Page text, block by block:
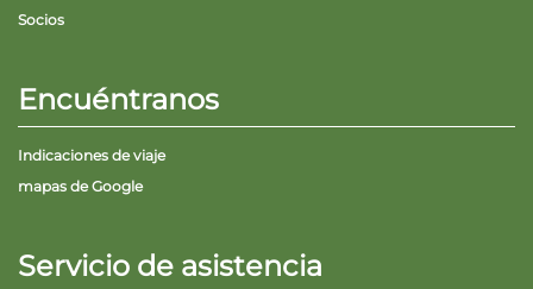
Socios
Encuéntranos
Indicaciones de viaje
mapas de Google
Servicio de asistencia